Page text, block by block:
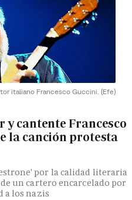
italiano Francesco Guccini. (Efe)
y cantente Francesco
la canción protesta
por la calidad literaria
un cartero encarcelado por
a los nazis